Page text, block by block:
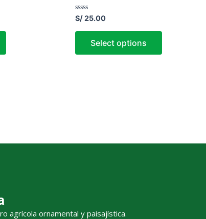
Rated
0
out
S/25.00
Select options
agrícola ornamental y paisajística.